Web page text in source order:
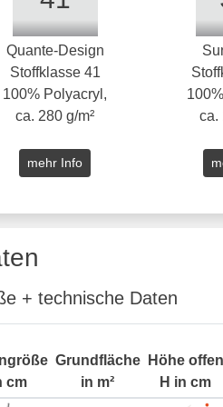
Quante-Design
Stoffklasse 41
100% Polyacryl,
ca. 280 g/m²
mehr Info
ca.
+ technische Daten
cm
Grundfläche
in m²
Höhe offen
H in cm